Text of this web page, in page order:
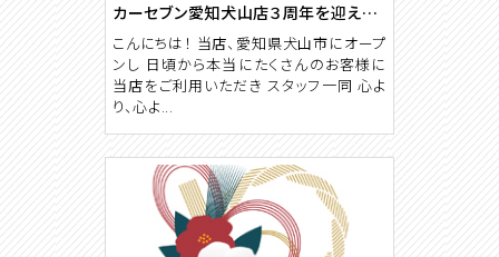
カーセブン愛知犬山店３周年を迎えます♪
こんにちは！ 当店、愛知県犬山市にオープ
ンし 日頃から本当にたくさんのお客様に
当店をご利用いただき スタッフ一同 心よ
り、心よ...